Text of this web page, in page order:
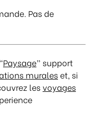
Pas de
Paysage” support
muraleset, si
lesvoyages